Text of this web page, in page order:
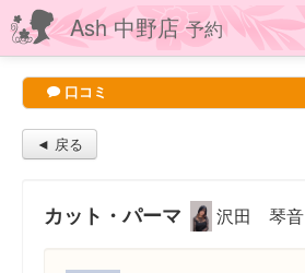
Ash 中野店予約
口コミ
◄ 戻る
カット・パーマ 沢田 琴音